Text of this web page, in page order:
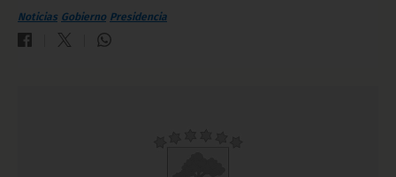
Noticias Gobierno Presidencia